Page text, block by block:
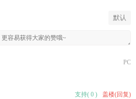
默认
PC
支持( 0 ) 盖楼(回复)